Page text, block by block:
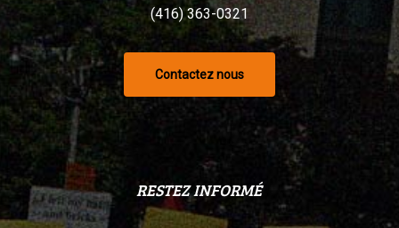
(416) 363-0321
Contactez nous
RESTEZ INFORMÉ